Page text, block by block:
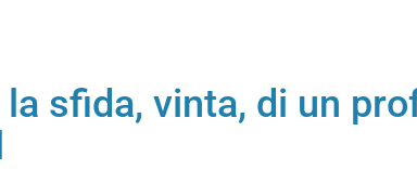
sfida, vinta, di un